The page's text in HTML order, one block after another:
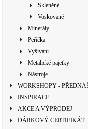
Skleněné
Voskované
Minerály
Peříčka
Vyšívání
Metalické pajetky
Nástroje
WORKSHOPY -
INSPIRACE
AKCE A VÝPRODEJ
DÁRKOVÝ CERTIFIKÁT